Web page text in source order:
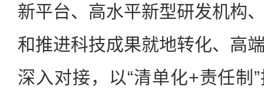
新平台、高水平新型研发机构
和推进科技成果就地转化、高
深入对接，以“清单化+责任制